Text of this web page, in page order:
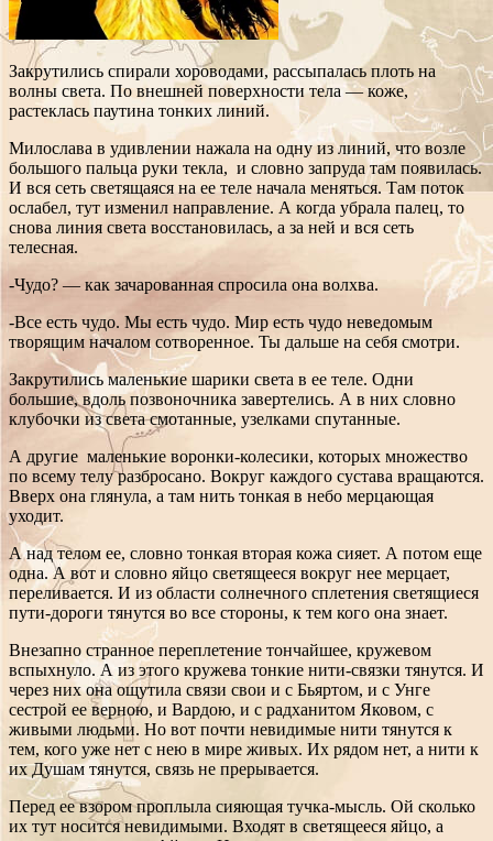
Закрутились спирали хороводами, рассыпалась плоть на
волны света. По внешней поверхности тела — коже,
растеклась паутина тонких линий.
Милослава в удивлении нажала на одну из линий, что возле
большого пальца руки текла, и словно запруда там появилась.
И вся сеть светящаяся на ее теле начала меняться. Там поток
ослабел, тут изменил направление. А когда убрала палец, то
снова линия света восстановилась, а за ней и вся сеть
телесная.
-Чудо? — как зачарованная спросила она волхва.
-Все есть чудо. Мы есть чудо. Мир есть чудо неведомым
творящим началом сотворенное. Ты дальше на себя смотри.
Закрутились маленькие шарики света в ее теле. Одни
большие, вдоль позвоночника завертелись. А в них словно
клубочки из света смотанные, узелками спутанные.
А другие маленькие воронки-колесики, которых множество
по всему телу разбросано. Вокруг каждого сустава вращаются.
Вверх она глянула, а там нить тонкая в небо мерцающая
уходит.
А над телом ее, словно тонкая вторая кожа сияет. А потом еще
одна. А вот и словно яйцо светящееся вокруг нее мерцает,
переливается. И из области солнечного сплетения светящиеся
пути-дороги тянутся во все стороны, к тем кого она знает.
Внезапно странное переплетение тончайшее, кружевом
вспыхнуло. А из этого кружева тонкие нити-связки тянутся. И
через них она ощутила связи свои и с Бьяртом, и с Унге
сестрой ее верною, и Вардою, и с радханитом Яковом, с
живыми людьми. Но вот почти невидимые нити тянутся к
тем, кого уже нет с нею в мире живых. Их рядом нет, а нити к
их Душам тянутся, связь не прерывается.
Перед ее взором проплыла сияющая тучка-мысль. Ой сколько
их тут носится невидимыми. Входят в светящееся яйцо, а